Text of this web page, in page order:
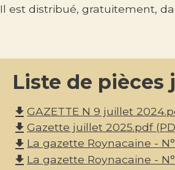
Il est distribué, gratuitement,
Liste de pièces
file_download GAZETTE N 9 juillet
file_download Gazette juillet 2025.pdf
file_download La gazette Roynacaine -
file_download La gazette Roynacaine -